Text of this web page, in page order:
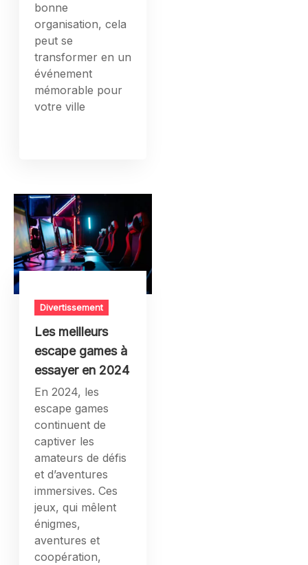
bonne
organisation, cela
peut se
transformer en un
événement
mémorable pour
votre ville
Divertissement
Les meilleurs
escape games à
essayer en 2024
En 2024, les
escape games
continuent de
captiver les
amateurs de défis
et d’aventures
immersives. Ces
jeux, qui mêlent
énigmes,
aventures et
coopération,